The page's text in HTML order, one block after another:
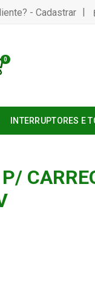
- Cadastrar |
0
INTERRUPTORES E